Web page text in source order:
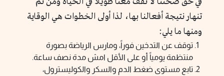
تنهار نتيجة أفعالنا بها، لذا أولى الخطوات هي الوقاية
ومنها ما يلي:
توقف عن التدخين فوراً، ومارس الرياضة بصورة
منتظمة يومياً أو على الأقل امش مدة نصف ساعة.
تابع مستوى ضغط الدم والسكر والكوليسترول،